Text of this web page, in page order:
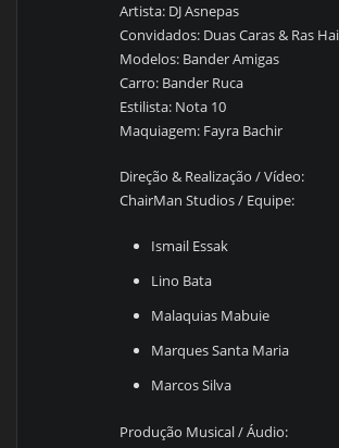
Artista: DJ Asnepas
Convidados: Duas Caras & Ras
Modelos: Bander Amigas
Carro: Bander Ruca
Estilista: Nota 10
Maquiagem: Fayra Bachir
Direção & Realização / Vídeo:
ChairMan Studios / Equipe:
Ismail Essak
Lino Bata
Malaquias Mabuie
Marques Santa Maria
Marcos Silva
Produção Musical / Áudio: